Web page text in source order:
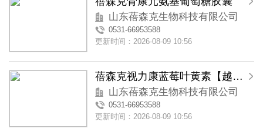
山东蓓森克生物科技有限公司
0531-66953588
更新时间：2026-08-09 10:56
蓓森克视力康蓝莓叶黄素【越橘叶黄素】软胶囊
山东蓓森克生物科技有限公司
0531-66953588
更新时间：2026-08-09 10:56